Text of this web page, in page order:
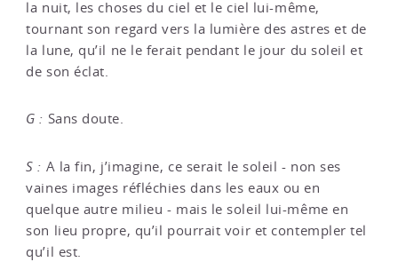
la nuit, les choses du ciel et le ciel lui-même,
tournant son regard vers la lumière des astres et de
la lune, qu’il ne le ferait pendant le jour du soleil et
de son éclat.
G : Sans doute.
S : A la fin, j’imagine, ce serait le soleil - non ses
vaines images réfléchies dans les eaux ou en
quelque autre milieu - mais le soleil lui-même en
son lieu propre, qu’il pourrait voir et contempler tel
qu’il est.